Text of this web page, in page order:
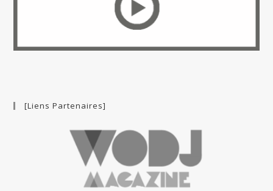
[Liens Partenaires]